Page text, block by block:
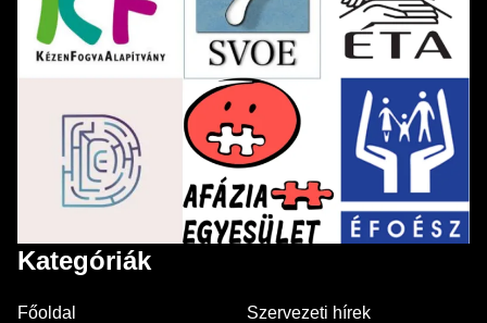
Kategóriák
Főoldal
Szervezeti hírek